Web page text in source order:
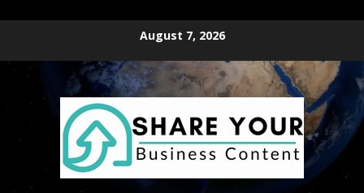
August 7, 2026